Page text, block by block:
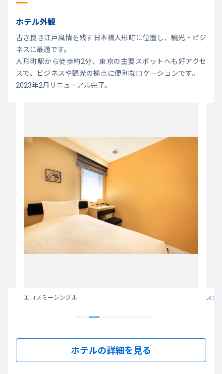
ホテル外観
古き良き江戸風情を残す日本橋人形町に位置し、観光・ビジ
ネスに最適です。
人形町駅から徒歩約2分、東京の主要スポットへも好アクセ
スで、ビジネスや観光の拠点に便利なロケーションです。
2023年2月リニューアル完了。
エコノミーシングル スタ
ホテルの詳細を見る